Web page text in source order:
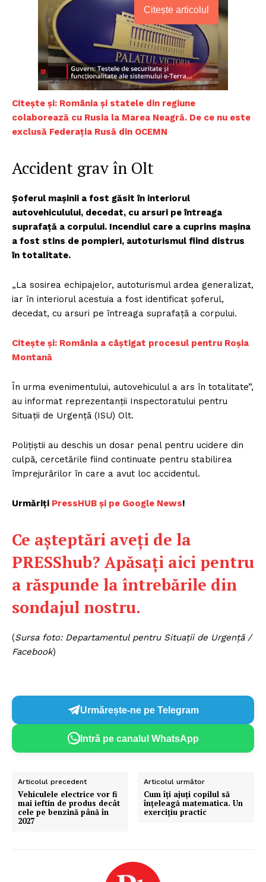
Citește articolul
Citește și: România și statele din regiune
colaborează cu Rusia la Marea Neagră. De ce nu este
exclusă Federația Rusă din OCEMN
Accident grav în Olt
Şoferul maşinii a fost găsit în interiorul
autovehiculului, decedat, cu arsuri pe întreaga
suprafaţă a corpului. Incendiul care a cuprins maşina
a fost stins de pompieri, autoturismul fiind distrus
în totalitate.
„La sosirea echipajelor, autoturismul ardea generalizat,
iar în interiorul acestuia a fost identificat şoferul,
decedat, cu arsuri pe întreaga suprafaţă a corpului.
Citește și: România a câștigat procesul pentru Roșia
Montană
În urma evenimentului, autovehiculul a ars în totalitate”,
au informat reprezentanţii Inspectoratului pentru
Situaţii de Urgenţă (ISU) Olt.
Poliţiştii au deschis un dosar penal pentru ucidere din
culpă, cercetările fiind continuate pentru stabilirea
împrejurărilor în care a avut loc accidentul.
Urmăriți PressHUB și pe Google News!
Ce așteptări aveți de la
PRESShub? Apăsați aici pentru
a răspunde la întrebările din
sondajul nostru.
(Sursa foto: Departamentul pentru Situații de Urgență /
Facebook)
Urmărește-ne pe Telegram
Intră pe canalul WhatsApp
Articolul precedent
Vehiculele electrice vor fi
mai ieftin de produs decât
cele pe benzină până în
2027
Articolul următor
Cum îți ajuți copilul să
înțeleagă matematica. Un
exercițiu practic